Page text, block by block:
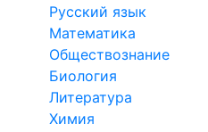
Русский язык
Математика
Обществознание
Биология
Литература
Химия